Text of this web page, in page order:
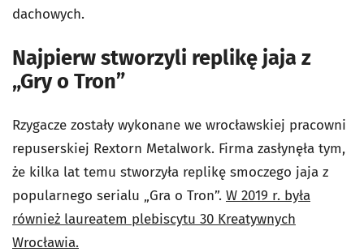
dachowych.
Najpierw stworzyli replikę jaja z
„Gry o Tron”
Rzygacze zostały wykonane we wrocławskiej pracowni
repuserskiej Rextorn Metalwork. Firma zasłynęła tym,
że kilka lat temu stworzyła replikę smoczego jaja z
popularnego serialu „Gra o Tron”. W 2019 r. była
również laureatem plebiscytu 30 Kreatywnych
Wrocławia.